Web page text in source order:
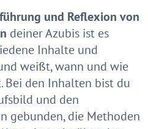
und Reflexion von
deiner Azubis ist es
Inhalte und
weißt, wann und wie
Bei den Inhalten bist du
und den
gebunden, die Methoden